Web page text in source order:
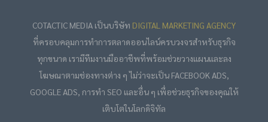
COTACTIC MEDIA เป็นบริษัท DIGITAL MARKETING AGENCY
ที่ครอบคลุมการทำการตลาดออนไลน์ครบวงจรสำหรับธุรกิจ
ทุกขนาด เรามีทีมงานมืออาชีพที่พร้อมช่วยวางแผนและลง
โฆษณาตามช่องทางต่าง ๆ ไม่ว่าจะเป็น FACEBOOK ADS,
GOOGLE ADS, การทำ SEO และอื่น ๆ เพื่อช่วยธุรกิจของคุณให้
เติบโตในโลกดิจิทัล